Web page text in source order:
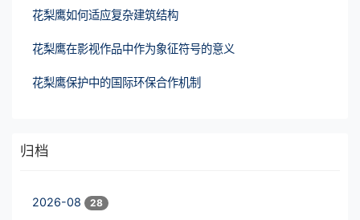
花梨鹰如何适应复杂建筑结构
花梨鹰在影视作品中作为象征符号的意义
花梨鹰保护中的国际环保合作机制
归档
2026-08 28